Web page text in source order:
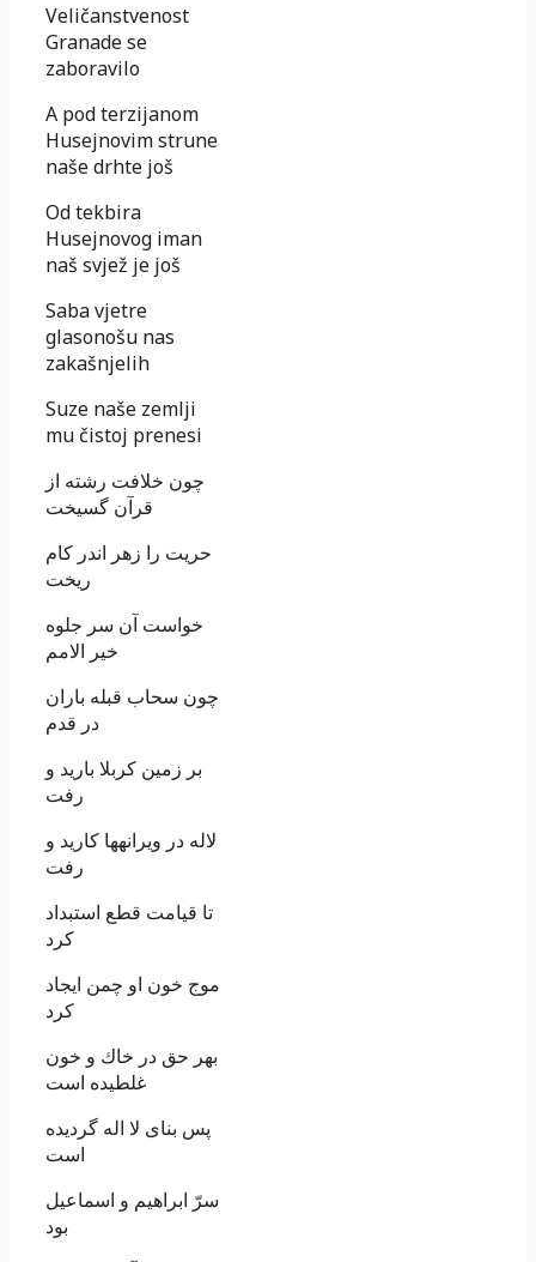
Veličanstvenost
Granade se
zaboravilo
A pod terzijanom
Husejnovim strune
naše drhte još
Od tekbira
Husejnovog iman
naš svjež je još
Saba vjetre
glasonošu nas
zakašnjelih
Suze naše zemlji
mu čistoj prenesi
چون خلافت رشته از
قرآن گسيخت
حريت را زهر اندر كام
ريخت‏
خواست آن سر جلوه
خير الامم
چون سحاب قبله باران
در قدم‏
بر زمين كربلا باريد و
رفت
لاله در ويرانه‏ها كاريد و
رفت‏
تا قيامت قطع استبداد
كرد
موج خون او چمن ايجاد
كرد
بهر حق در خاك و خون
غلطيده است
پس بناى لا اله گرديده
است‏
سرّ ابراهيم و اسماعيل
بود